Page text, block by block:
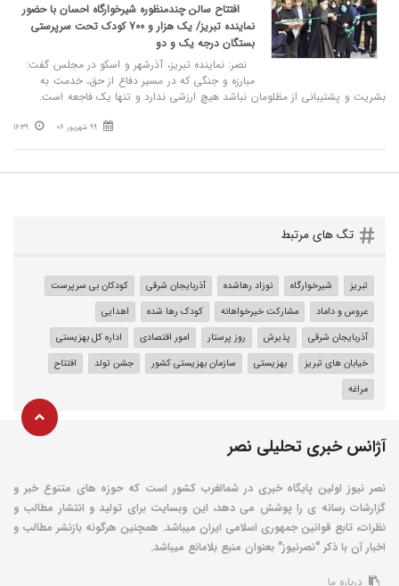
افتتاح سالن چندمنظوره شیرخوارگاه احسان با حضور
نماینده تبریز/ یک هزار و 700 کودک تحت سرپرستی
بستگان درجه یک و دو
نصر: نماینده تبریز، آذرشهر و اسکو در مجلس گفت:
مبارزه و جنگی که در مسیر دفاع از حق، خدمت به
بشریت و پشتیبانی از مظلومان نباشد هیچ ارزشی ندارد و تنها یک فاجعه است.
99 شهریور 06 16:39
تگ های مرتبط
تبریز شیرخوارگاه نوزاد رهاشده آذربایجان شرقی
کودکان بی سرپرست
عروس و داماد
مشارکت خیرخواهانه کودک رها شده
اهدایی
آذربایجان شرقی
پذیرش روز پرستار امور اقتصادی
اداره کل بهزیستی
خیابان های تبریز
بهزیستی سازمان بهزیستی کشور جشن تولد
افتتاح
مراغه
آژانس خبری تحلیلی نصر
نصر نیوز اولین پایگاه خبری در شمالغرب کشور است که حوزه های متنوع خبر و
گزارشات رسانه ی را پوشش می دهد، این وبسایت برای تولید و انتشار مطالب و
نظرات، تابع قوانین جمهوری اسلامی ایران میباشد. همچنین هرگونه بازنشر مطالب و
اخبار آن با ذکر "نصرنیوز" بعنوان منبع بلامانع میباشد.
درباره ما